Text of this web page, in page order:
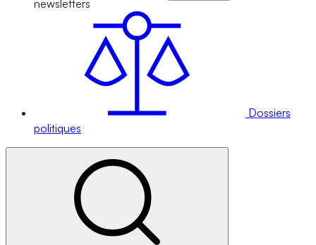
newsletters
Dossiers
politiques